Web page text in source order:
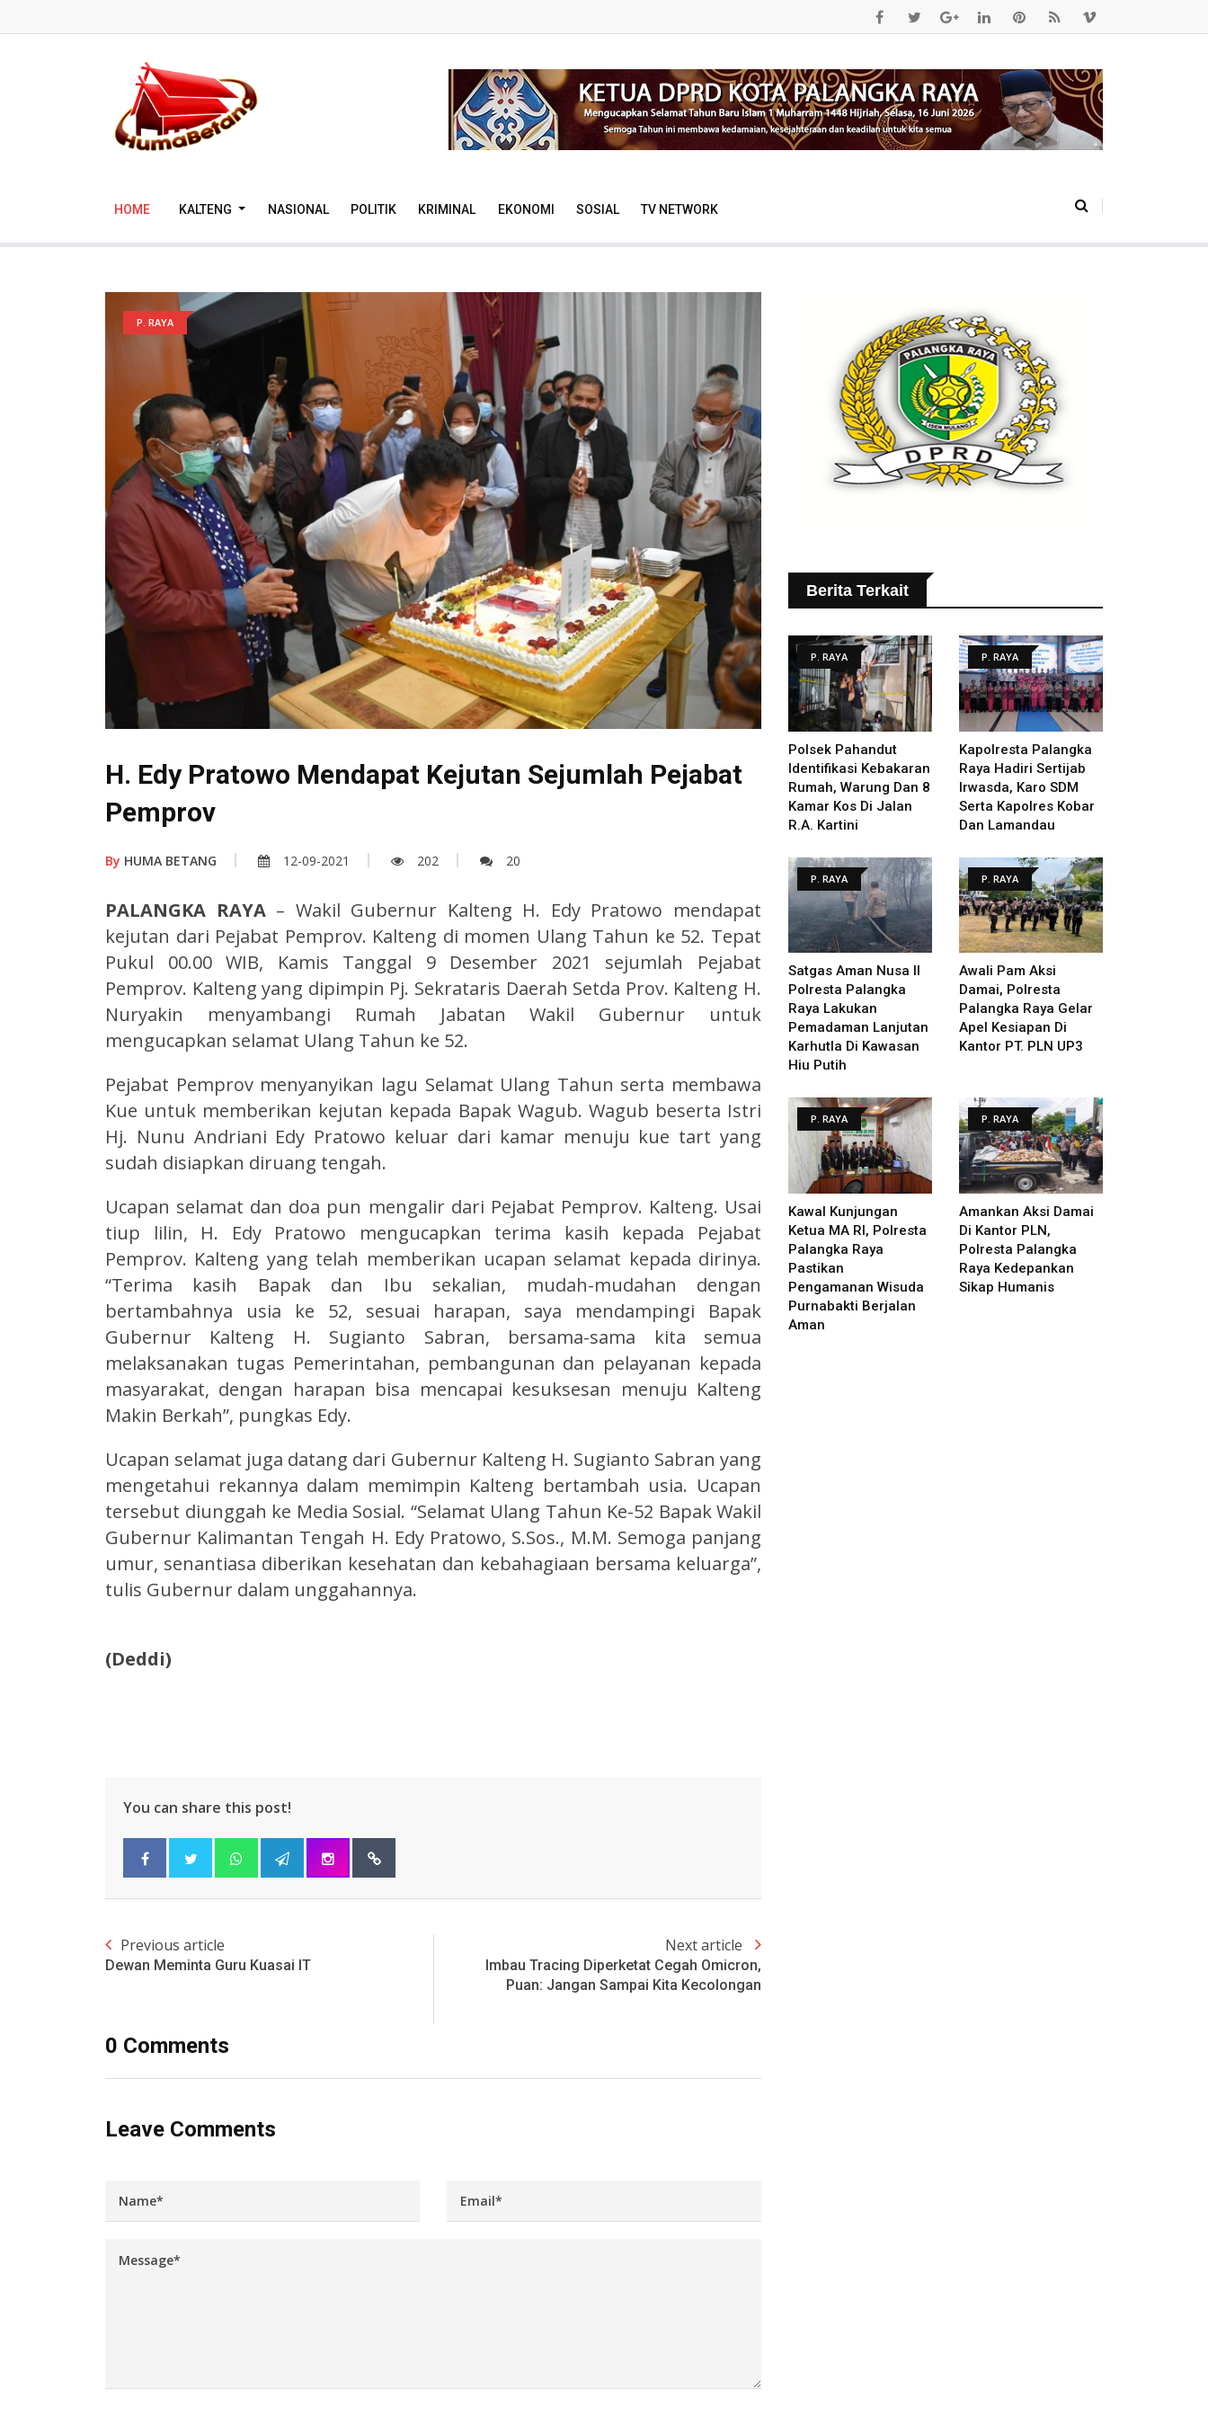
HOME KALTENG NASIONAL POLITIK KRIMINAL EKONOMI SOSIAL TV NETWORK
P. RAYA
H. Edy Pratowo Mendapat Kejutan Sejumlah Pejabat
Pemprov
By HUMA BETANG 12-09-2021 202 20
PALANGKA RAYA– Wakil Gubernur Kalteng H. Edy Pratowo mendapat
kejutan dari Pejabat Pemprov. Kalteng di momen Ulang Tahun ke 52. Tepat
Pukul 00.00 WIB, Kamis Tanggal 9 Desember 2021 sejumlah Pejabat
Pemprov. Kalteng yang dipimpin Pj. Sekrataris Daerah Setda Prov. Kalteng H.
Nuryakin menyambangi Rumah Jabatan Wakil Gubernur untuk
mengucapkan selamat Ulang Tahun ke 52.
Pejabat Pemprov menyanyikan lagu Selamat Ulang Tahun serta membawa
Kue untuk memberikan kejutan kepada Bapak Wagub. Wagub beserta Istri
Hj. Nunu Andriani Edy Pratowo keluar dari kamar menuju kue tart yang
sudah disiapkan diruang tengah.
Ucapan selamat dan doa pun mengalir dari Pejabat Pemprov. Kalteng. Usai
tiup lilin, H. Edy Pratowo mengucapkan terima kasih kepada Pejabat
Pemprov. Kalteng yang telah memberikan ucapan selamat kepada dirinya.
“Terima kasih Bapak dan Ibu sekalian, mudah-mudahan dengan
bertambahnya usia ke 52, sesuai harapan, saya mendampingi Bapak
Gubernur Kalteng H. Sugianto Sabran, bersama-sama kita semua
melaksanakan tugas Pemerintahan, pembangunan dan pelayanan kepada
masyarakat, dengan harapan bisa mencapai kesuksesan menuju Kalteng
Makin Berkah”, pungkas Edy.
Ucapan selamat juga datang dari Gubernur Kalteng H. Sugianto Sabran yang
mengetahui rekannya dalam memimpin Kalteng bertambah usia. Ucapan
tersebut diunggah ke Media Sosial. “Selamat Ulang Tahun Ke-52 Bapak Wakil
Gubernur Kalimantan Tengah H. Edy Pratowo, S.Sos., M.M. Semoga panjang
umur, senantiasa diberikan kesehatan dan kebahagiaan bersama keluarga”,
tulis Gubernur dalam unggahannya.
(Deddi)
You can share this post!
Previous article
Dewan Meminta Guru Kuasai IT
Next article
Imbau Tracing Diperketat Cegah Omicron,
Puan: Jangan Sampai Kita Kecolongan
0 Comments
Leave Comments
Berita Terkait
P. RAYA
Polsek Pahandut
Identifikasi Kebakaran
Rumah, Warung Dan 8
Kamar Kos Di Jalan
R.A. Kartini
P. RAYA
Kapolresta Palangka
Raya Hadiri Sertijab
Irwasda, Karo SDM
Serta Kapolres Kobar
Dan Lamandau
P. RAYA
Satgas Aman Nusa II
Polresta Palangka
Raya Lakukan
Pemadaman Lanjutan
Karhutla Di Kawasan
Hiu Putih
P. RAYA
Awali Pam Aksi
Damai, Polresta
Palangka Raya Gelar
Apel Kesiapan Di
Kantor PT. PLN UP3
P. RAYA
Kawal Kunjungan
Ketua MA RI, Polresta
Palangka Raya
Pastikan
Pengamanan Wisuda
Purnabakti Berjalan
Aman
P. RAYA
Amankan Aksi Damai
Di Kantor PLN,
Polresta Palangka
Raya Kedepankan
Sikap Humanis